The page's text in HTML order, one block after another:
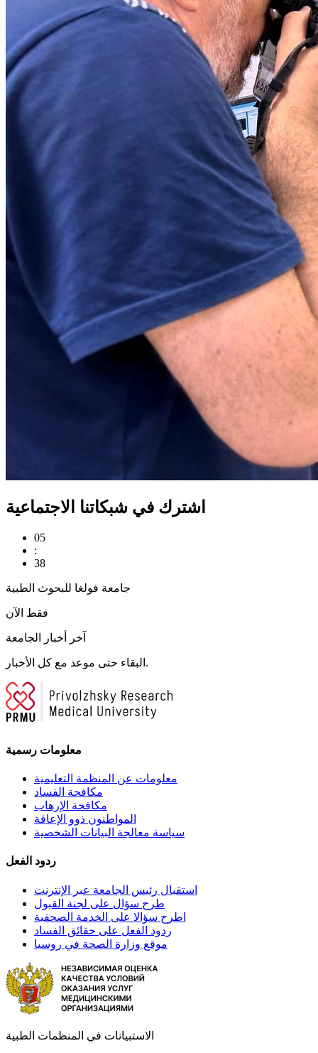
اشترك في شبكاتنا الاجتماعية
05
:
38
جامعة فولغا للبحوث الطبية
فقط الآن
آخر أخبار الجامعة
البقاء حتى موعد مع كل الأخبار.
معلومات رسمية
معلومات عن المنظمة التعليمية
مكافحة الفساد
مكافحة الإرهاب
المواطنون ذوو الإعاقة
سياسة معالجة البيانات الشخصية
ردود الفعل
استقبال رئيس الجامعة عبر الإنترنت
طرح سؤال على لجنة القبول
اطرح سؤالا على الخدمة الصحفية
ردود الفعل على حقائق الفساد
موقع وزارة الصحة في روسيا
الاستبيانات في المنظمات الطبية